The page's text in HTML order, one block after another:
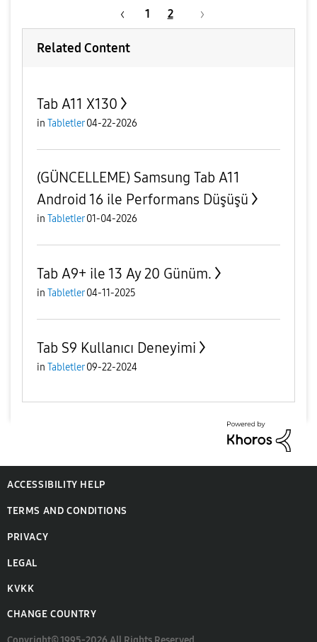
1 2
Related Content
Tab A11 X130
in Tabletler 04-22-2026
(GÜNCELLEME) Samsung Tab A11
Android 16 ile Performans Düşüşü
in Tabletler 01-04-2026
Tab A9+ ile 13 Ay 20 Günüm.
in Tabletler 04-11-2025
Tab S9 Kullanıcı Deneyimi
in Tabletler 09-22-2024
ACCESSIBILITY HELP
TERMS AND CONDITIONS
PRIVACY
LEGAL
KVKK
CHANGE COUNTRY